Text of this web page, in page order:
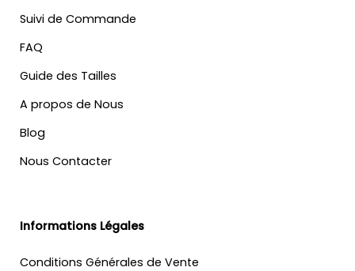
Suivi de Commande
FAQ
Guide des Tailles
A propos de Nous
Blog
Nous Contacter
Informations Légales
Conditions Générales de Vente